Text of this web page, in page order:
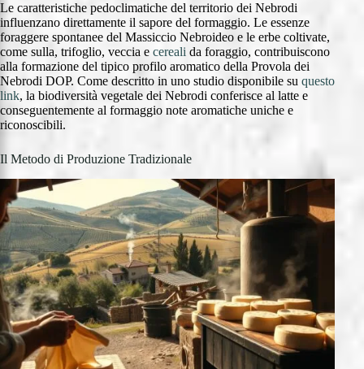
Le caratteristiche pedoclimatiche del territorio dei Nebrodi
influenzano direttamente il sapore del formaggio. Le essenze
foraggere spontanee del Massiccio Nebroideo e le erbe coltivate,
come sulla, trifoglio, veccia e cereali da foraggio, contribuiscono
alla formazione del tipico profilo aromatico della Provola dei
Nebrodi DOP. Come descritto in uno studio disponibile su questo
link, la biodiversità vegetale dei Nebrodi conferisce al latte e
conseguentemente al formaggio note aromatiche uniche e
riconoscibili.
Il Metodo di Produzione Tradizionale